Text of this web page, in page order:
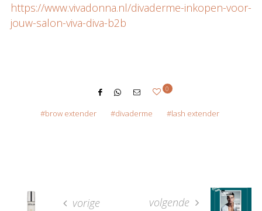
https://www.vivadonna.nl/divaderme-inkopen-voor-
jouw-salon-viva-diva-b2b
0
brow extender divaderme lash extender
vorige volgende